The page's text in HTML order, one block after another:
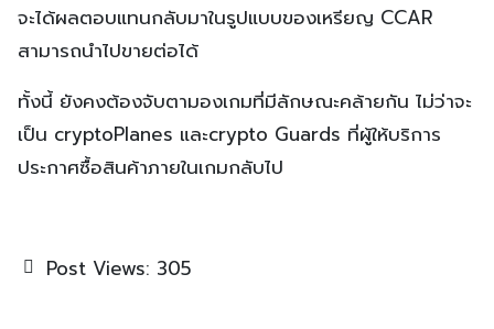
จะได้ผลตอบแทนกลับมาในรูปแบบของเหรียญ CCAR
สามารถนำไปขายต่อได้
ทั้งนี้ ยังคงต้องจับตามองเกมที่มีลักษณะคล้ายกัน ไม่ว่าจะ
เป็น cryptoPlanes และcrypto Guards ที่ผู้ให้บริการ
ประกาศซื้อสินค้าภายในเกมกลับไป
Post Views: 305